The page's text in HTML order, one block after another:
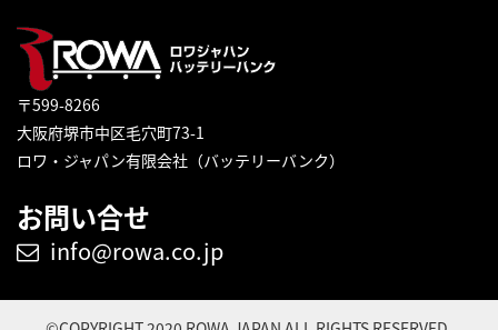
〒599-8266
大阪府堺市中区毛穴町73-1
ロワ・ジャパン有限会社（バッテリーバンク）
お問い合せ
info@rowa.co.jp